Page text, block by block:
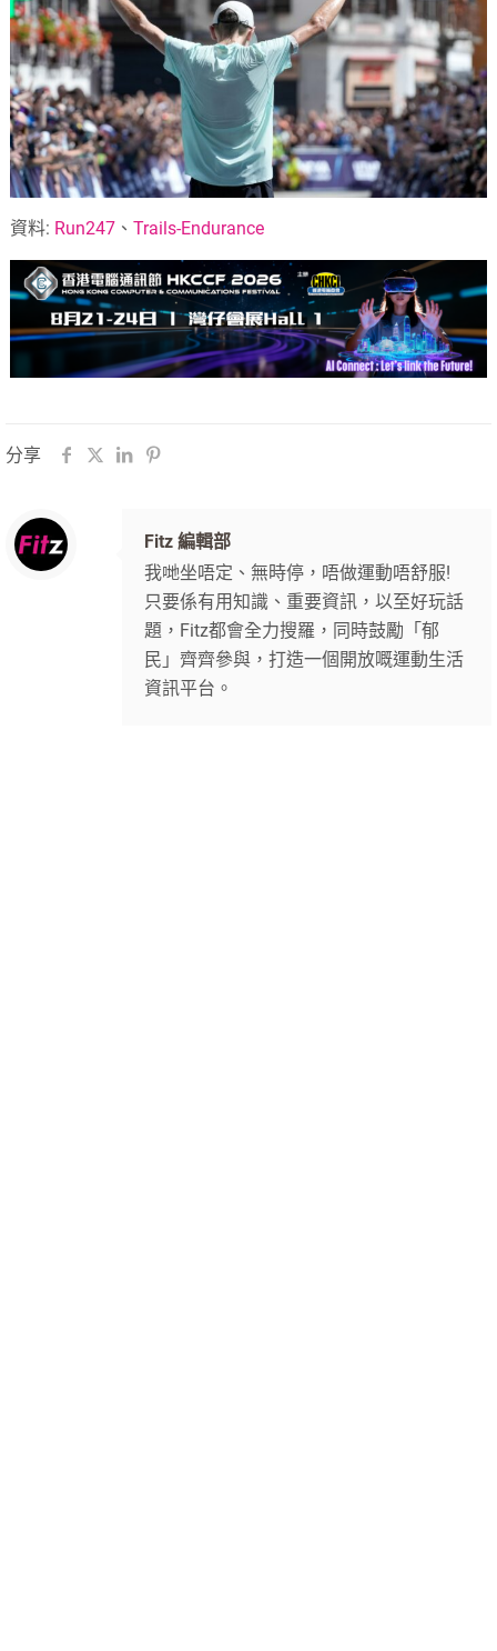
資料: Run247 、Trails-Endurance
分享
Fitz 編輯部
我哋坐唔定、無時停，唔做運動唔舒服!
只要係有用知識、重要資訊，以至好玩話
題，Fitz都會全力搜羅，同時鼓勵「郁
民」齊齊參與，打造一個開放嘅運動生活
資訊平台。